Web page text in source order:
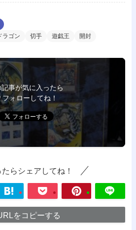
ラゴン
切手 遊戯王 開封
記事が気に入ったら
フォローしてね！
たらシェアしてね！
をコピーする